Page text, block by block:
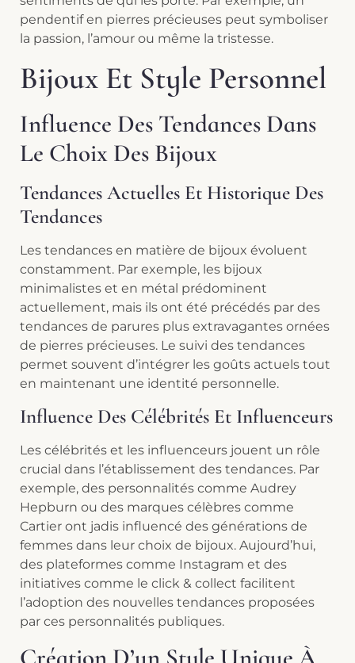
pendentif en pierres précieuses peut symboliser
la passion, l’amour ou même la tristesse.
Bijoux Et Style Personnel
Influence Des Tendances Dans
Le Choix Des Bijoux
Tendances Actuelles Et Historique Des
Tendances
Les tendances en matière de bijoux évoluent
constamment. Par exemple, les bijoux
minimalistes et en métal prédominent
actuellement, mais ils ont été précédés par des
tendances de parures plus extravagantes ornées
de pierres précieuses. Le suivi des tendances
permet souvent d’intégrer les goûts actuels tout
en maintenant une identité personnelle.
Influence Des Célébrités Et Influenceurs
Les célébrités et les influenceurs jouent un rôle
crucial dans l’établissement des tendances. Par
exemple, des personnalités comme Audrey
Hepburn ou des marques célèbres comme
Cartier ont jadis influencé des générations de
femmes dans leur choix de bijoux. Aujourd’hui,
des plateformes comme Instagram et des
initiatives comme le click & collect facilitent
l’adoption des nouvelles tendances proposées
par ces personnalités publiques.